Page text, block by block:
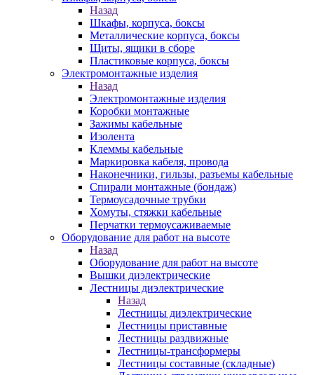
Назад
Шкафы, корпуса, боксы
Металлические корпуса, боксы
Щиты, ящики в сборе
Пластиковые корпуса, боксы
Электромонтажные изделия
Назад
Электромонтажные изделия
Коробки монтажные
Зажимы кабельные
Изолента
Клеммы кабельные
Маркировка кабеля, провода
Наконечники, гильзы, разъемы кабельные
Спирали монтажные (бондаж)
Термоусадочные трубки
Хомуты, стяжки кабельные
Перчатки термоусаживаемые
Оборудование для работ на высоте
Назад
Оборудование для работ на высоте
Вышки диэлектрические
Лестницы диэлектрические
Назад
Лестницы диэлектрические
Лестницы приставные
Лестницы раздвижные
Лестницы-трансформеры
Лестницы составные (складные)